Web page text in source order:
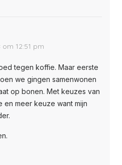
12:51 pm
tegen koffie. Maar eerste
we gingen samenwonen
op bonen. Met keuzes van
meer keuze want mijn